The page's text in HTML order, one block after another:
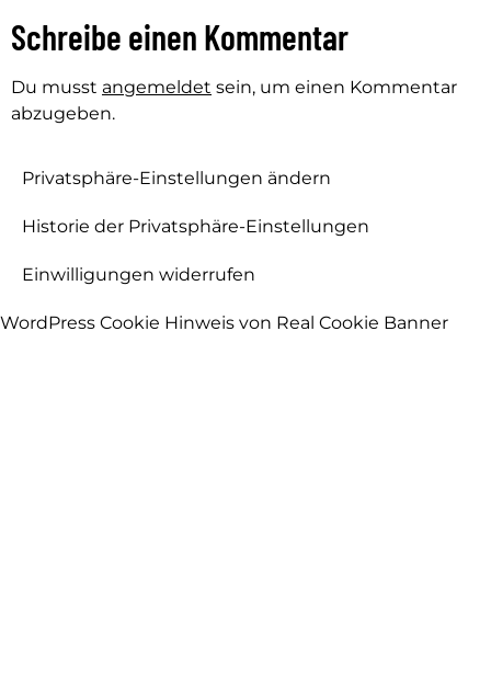
Schreibe einen Kommentar
Du musst angemeldet sein, um einen Kommentar
abzugeben.
Privatsphäre-Einstellungen ändern
Historie der Privatsphäre-Einstellungen
Einwilligungen widerrufen
WordPress Cookie Hinweis von Real Cookie Banner